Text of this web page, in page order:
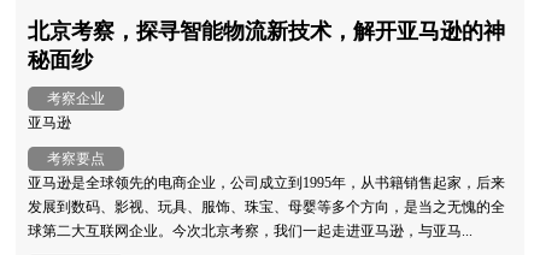
北京考察，探寻智能物流新技术，解开亚马逊的神
秘面纱
考察企业
亚马逊
考察要点
亚马逊是全球领先的电商企业，公司成立到1995年，从书籍销售起家，后来
发展到数码、影视、玩具、服饰、珠宝、母婴等多个方向，是当之无愧的全
球第二大互联网企业。今次北京考察，我们一起走进亚马逊，与亚马...